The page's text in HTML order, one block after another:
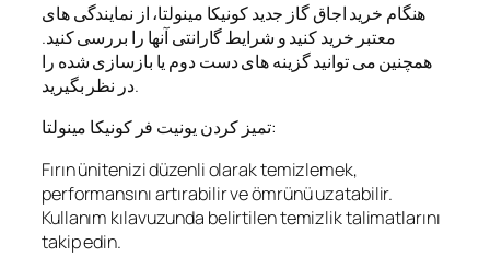
هنگام خرید اجاق گاز جدید کونیکا مینولتا، از نمایندگی های
معتبر خرید کنید و شرایط گارانتی آنها را بررسی کنید.
همچنین می توانید گزینه های دست دوم یا بازسازی شده را
در نظر بگیرید.
تمیز کردن یونیت فر کونیکا مینولتا:
Fırın ünitenizi düzenli olarak temizlemek,
performansını artırabilir ve ömrünü uzatabilir.
Kullanım kılavuzunda belirtilen temizlik talimatlarını
takip edin.